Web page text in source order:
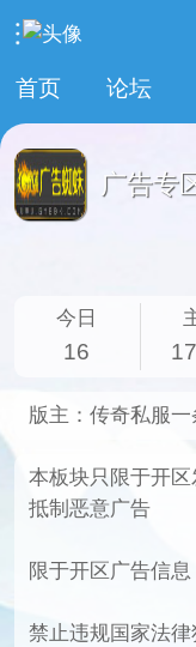
首页 论坛
广告专
今日
16
版主： 传奇私服一
本板块只限于开
抵制恶意广告
限于开区广告信
禁止违规国家法